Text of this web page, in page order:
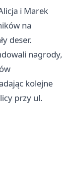
i Marek
na
deser.
nagrody,
kolejne
przy ul.